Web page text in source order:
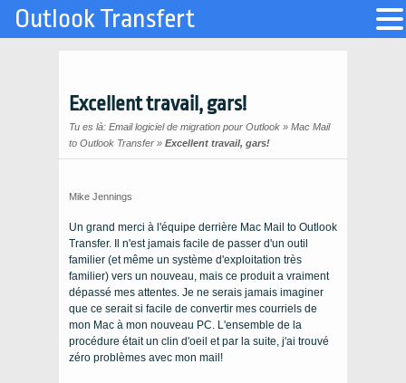
Excellent travail, gars!
Tu es là: Email logiciel de migration pour Outlook » Mac Mail
to Outlook Transfer » Excellent travail, gars!
Mike Jennings
Un grand merci à l'équipe derrière Mac Mail to Outlook
Transfer. Il n'est jamais facile de passer d'un outil
familier (et même un système d'exploitation très
familier) vers un nouveau, mais ce produit a vraiment
dépassé mes attentes. Je ne serais jamais imaginer
que ce serait si facile de convertir mes courriels de
mon Mac à mon nouveau PC. L'ensemble de la
procédure était un clin d'oeil et par la suite, j'ai trouvé
zéro problèmes avec mon mail!
Outlook Transfert